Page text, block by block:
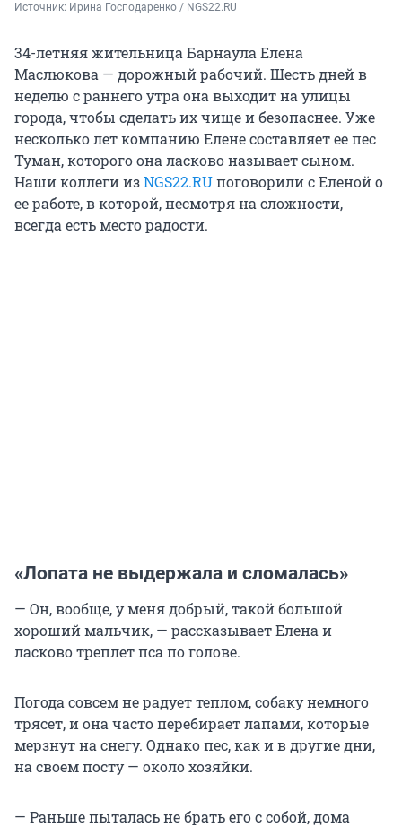
Источник: Ирина Господаренко / NGS22.RU
34-летняя жительница Барнаула Елена
Маслюкова — дорожный рабочий. Шесть дней в
неделю с раннего утра она выходит на улицы
города, чтобы сделать их чище и безопаснее. Уже
несколько лет компанию Елене составляет ее пес
Туман, которого она ласково называет сыном.
Наши коллеги изNGS22.RUпоговорили с Еленой о
ее работе, в которой, несмотря на сложности,
всегда есть место радости.
«Лопата не выдержала и сломалась»
— Он, вообще, у меня добрый, такой большой
хороший мальчик, — рассказывает Елена и
ласково треплет пса по голове.
Погода совсем не радует теплом, собаку немного
трясет, и она часто перебирает лапами, которые
мерзнут на снегу. Однако пес, как и в другие дни,
на своем посту — около хозяйки.
— Раньше пыталась не брать его с собой, дома